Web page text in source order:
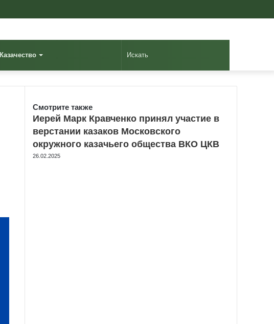
Казачество
Смотрите также
Close
Иерей Марк Кравченко принял участие в
верстании казаков Московского
окружного казачьего общества ВКО ЦКВ
26.02.2025